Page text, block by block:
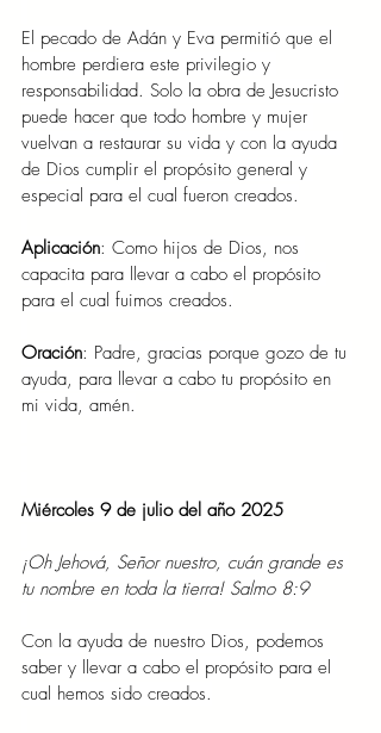
El pecado de Adán y Eva permitió que el
hombre perdiera este privilegio y
responsabilidad. Solo la obra de Jesucristo
puede hacer que todo hombre y mujer
vuelvan a restaurar su vida y con la ayuda
de Dios cumplir el propósito general y
especial para el cual fueron creados.
Aplicación: Como hijos de Dios, nos
capacita para llevar a cabo el propósito
para el cual fuimos creados.
Oración: Padre, gracias porque gozo de tu
ayuda, para llevar a cabo tu propósito en
mi vida, amén.
Miércoles 9 de julio del año 2025
¡Oh Jehová, Señor nuestro, cuán grande es
tu nombre en toda la tierra! Salmo 8:9
Con la ayuda de nuestro Dios, podemos
saber y llevar a cabo el propósito para el
cual hemos sido creados.